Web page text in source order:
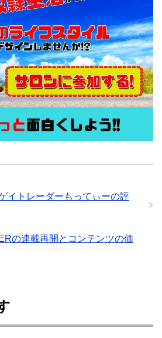
イトレーダーもってぃーの評
の連載再開とコンテンツの価